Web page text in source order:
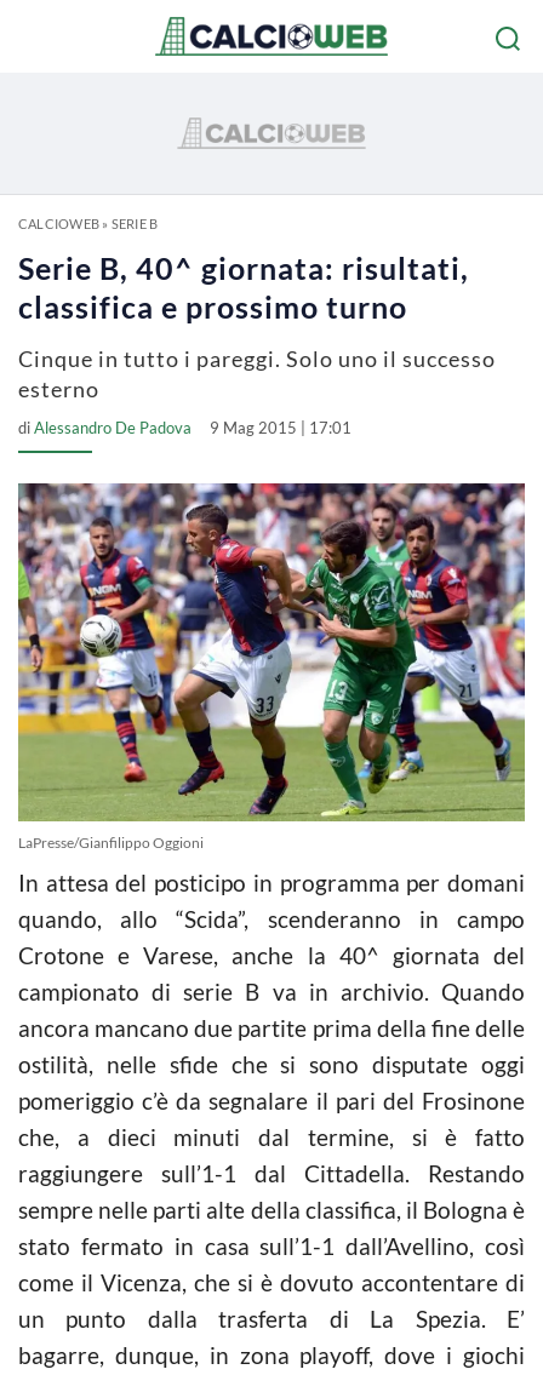
CALCIOWEB» SERIE B
Serie B, 40^ giornata: risultati,
classifica e prossimo turno
Cinque in tutto i pareggi. Solo uno il successo
esterno
diAlessandro De Padova 9 Mag 2015 | 17:01
LaPresse/Gianfilippo Oggioni
In attesa del posticipo in programma per domani
quando, allo “Scida”, scenderanno in campo
Crotone e Varese, anche la 40^ giornata del
campionato di serie B va in archivio. Quando
ancora mancano due partite prima della fine delle
ostilità, nelle sfide che si sono disputate oggi
pomeriggio c’è da segnalare il pari del Frosinone
che, a dieci minuti dal termine, si è fatto
raggiungere sull’1-1 dal Cittadella. Restando
sempre nelle parti alte della classifica, il Bologna è
stato fermato in casa sull’1-1 dall’Avellino, così
come il Vicenza, che si è dovuto accontentare di
un punto dalla trasferta di La Spezia. E’
bagarre, dunque, in zona playoff, dove i giochi